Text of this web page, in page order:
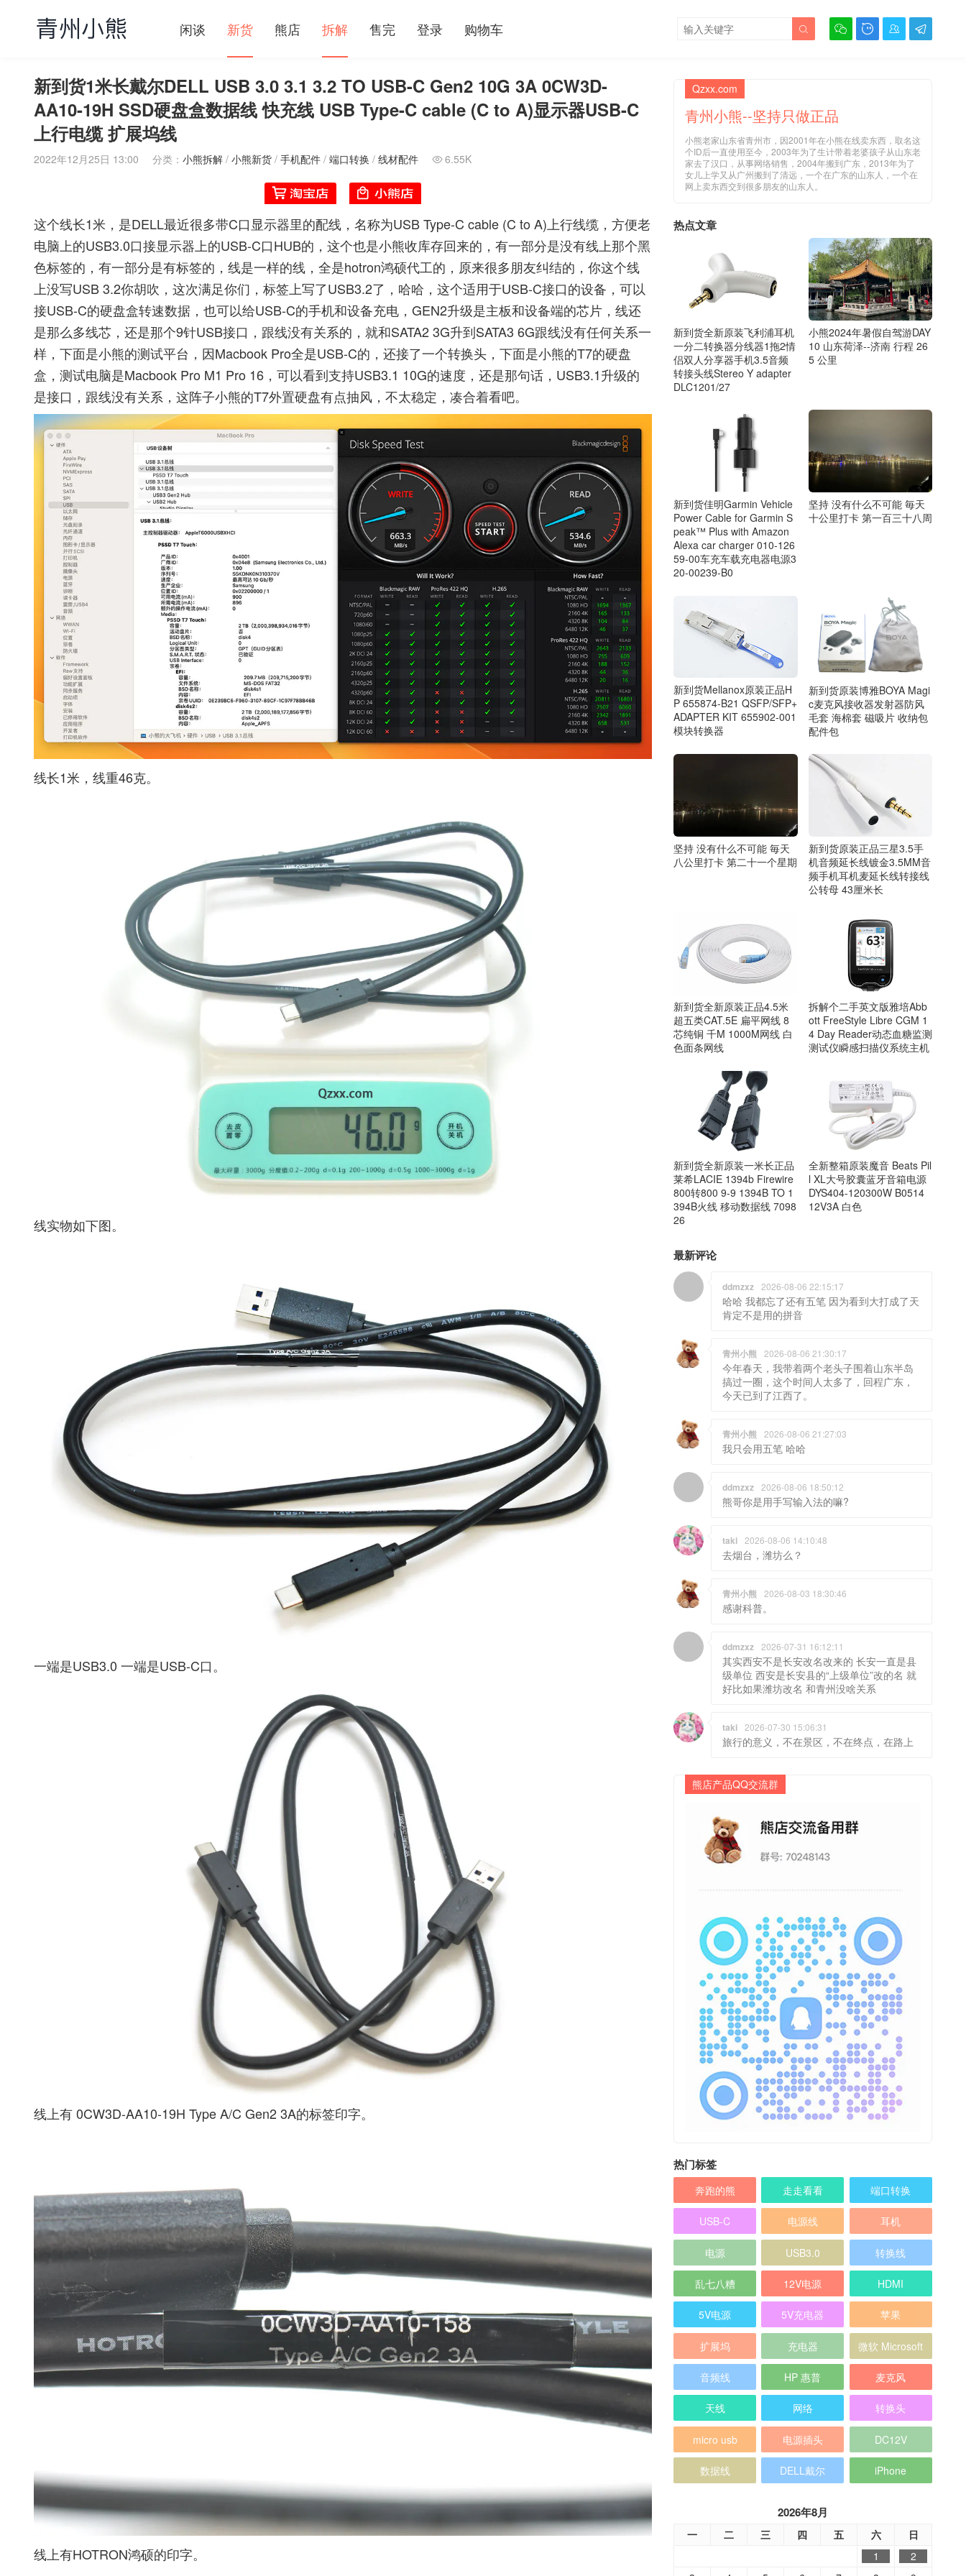
闲谈 新货 熊店 拆解 售完 登录 购物车    

新到货1米长戴尔DELL USB 3.0 3.1 3.2 TO USB-C Gen2 10G 3A 0CW3D-
AA10-19H SSD硬盘盒数据线 快充线 USB Type-C cable (C to A)显示器USB-C
上行电缆 扩展坞线
2022年12月25日 13:00 分类： 小熊拆解 / 小熊新货 / 手机配件 / 端口转换 / 线材配件  6.55K
这个线长1米，是DELL最近很多带C口显示器里的配线，名称为USB Type-C cable (C to A)上行线缆，方便老
电脑上的USB3.0口接显示器上的USB-C口HUB的，这个也是小熊收库存回来的，有一部分是没有线上那个黑
色标签的，有一部分是有标签的，线是一样的线，全是hotron鸿硕代工的，原来很多朋友纠结的，你这个线
上没写USB 3.2你胡吹，这次满足你们，标签上写了USB3.2了，哈哈，这个适用于USB-C接口的设备，可以
接USB-C的硬盘盒转速数据，也可以给USB-C的手机和设备充电，GEN2升级是主板和设备端的芯片，线还
是那么多线芯，还是那个9针USB接口，跟线没有关系的，就和SATA2 3G升到SATA3 6G跟线没有任何关系一
样，下面是小熊的测试平台，因Macbook Pro全是USB-C的，还接了一个转换头，下面是小熊的T7的硬盘
盒，测试电脑是Macbook Pro M1 Pro 16，可以看到支持USB3.1 10G的速度，还是那句话，USB3.1升级的
是接口，跟线没有关系，这阵子小熊的T7外置硬盘有点抽风，不太稳定，凑合着看吧。
线长1米，线重46克。
线实物如下图。
一端是USB3.0 一端是USB-C口。
线上有 0CW3D-AA10-19H Type A/C Gen2 3A的标签印字。
线上有HOTRON鸿硕的印字。
Qzxx.com
青州小熊--坚持只做正品
小熊老家山东省青州市，因2001年在小熊在线卖东西，取名这
个ID后一直使用至今，2003年为了生计带着老婆孩子从山东老
家去了汉口，从事网络销售，2004年搬到广东，2013年为了
女儿上学又从广州搬到了清远，一个在广东的山东人，一个在
网上卖东西交到很多朋友的山东人。
热点文章
新到货全新原装飞利浦耳机
一分二转换器分线器1拖2情
侣双人分享器手机3.5音频
转接头线Stereo Y adapter
DLC1201/27
小熊2024年暑假自驾游DAY
10 山东荷泽--济南 行程 26
5 公里
新到货佳明Garmin Vehicle
Power Cable for Garmin S
peak™ Plus with Amazon
Alexa car charger 010-126
59-00车充车载充电器电源3
20-00239-B0
坚持 没有什么不可能 毎天
十公里打卡 第一百三十八周
新到货Mellanox原装正品H
P 655874-B21 QSFP/SFP+
ADAPTER KIT 655902-001
模块转换器
新到货原装博雅BOYA Magi
c麦克风接收器发射器防风
毛套 海棉套 磁吸片 收纳包
配件包
坚持 没有什么不可能 毎天
八公里打卡 第二十一个星期
新到货原装正品三星3.5手
机音频延长线镀金3.5MM音
频手机耳机麦延长线转接线
公转母 43厘米长
新到货全新原装正品4.5米
超五类CAT.5E 扁平网线 8
芯纯铜 千M 1000M网线 白
色面条网线
拆解个二手英文版雅培Abb
ott FreeStyle Libre CGM 1
4 Day Reader动态血糖监测
测试仪瞬感扫描仪系统主机
新到货全新原装一米长正品
莱希LACIE 1394b Firewire
800转800 9-9 1394B TO 1
394B火线 移动数据线 7098
26
全新整箱原装魔音 Beats Pil
l XL大号胶囊蓝牙音箱电源
DYS404-120300W B0514
12V3A 白色
最新评论
ddmzxz 2026-08-06 22:15:17
哈哈 我都忘了还有五笔 因为看到大打成了天
肯定不是用的拼音
青州小熊 2026-08-06 21:30:17
今年春天，我带着两个老头子围着山东半岛
搞过一圈，这个时间人太多了，回程广东，
今天已到了江西了。
青州小熊 2026-08-06 21:27:03
我只会用五笔 哈哈
ddmzxz 2026-08-06 18:50:12
熊哥你是用手写输入法的嘛?
taki 2026-08-06 14:10:48
去烟台，潍坊么？
青州小熊 2026-08-03 18:30:46
感谢科普。
ddmzxz 2026-07-31 16:12:11
其实西安不是长安改名改来的 长安一直是县
级单位 西安是长安县的“上级单位”改的名 就
好比如果潍坊改名 和青州没啥关系
taki 2026-07-30 15:06:31
旅行的意义，不在景区，不在终点，在路上
熊店产品QQ交流群
热门标签
奔跑的熊 走走看看 端口转换
USB-C 电源线 耳机
电源 USB3.0 转换线
乱七八糟 12V电源 HDMI
5V电源 5V充电器 苹果
扩展坞 充电器 微软 Microsoft
音频线 HP 惠普 麦克风
天线 网络 转换头
micro usb 电源插头 DC12V
数据线 DELL戴尔 iPhone
2026年8月
一 二 三 四 五 六
日
1
2